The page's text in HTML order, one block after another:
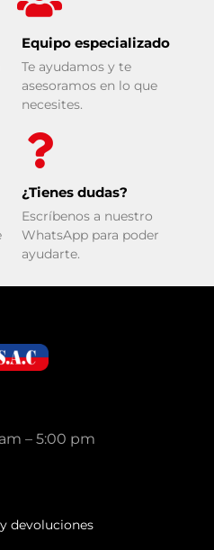
Equipo especializado
Te ayudamos y te
asesoramos en lo que
necesites.
¿Tienes dudas?
Escríbenos a nuestro
WhatsApp para poder
ayudarte.
– 5:00 pm
devoluciones